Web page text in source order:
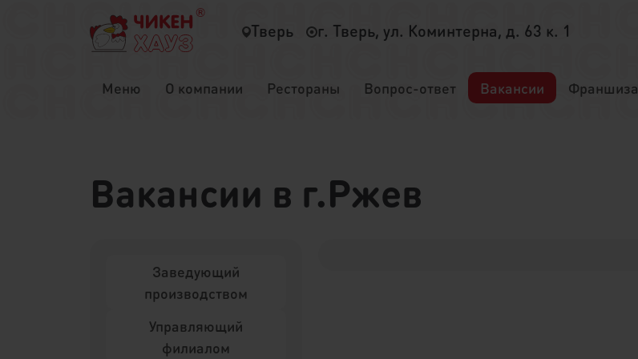
Тверь г. Тверь, ул. Коминтерна, д. 63 к. 1
Меню О компании Рестораны Вопрос-ответ Вакансии Франшиза
Вакансии в г.Ржев
Заведующий
производством
Управляющий
филиалом